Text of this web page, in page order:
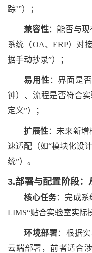
踪’”）；
兼容性：能否与
系统（OA、ERP）对
据手动抄录”）；
易用性 ：界面是
钟）、流程是否符合
定义”）；
扩展性：未来新
速适配（如“模块化设
统”）。
3.部署与配置阶段：
核心任务：完成
LIMS“贴合实验室实际
环境部署：根据
云端部署，前者适合